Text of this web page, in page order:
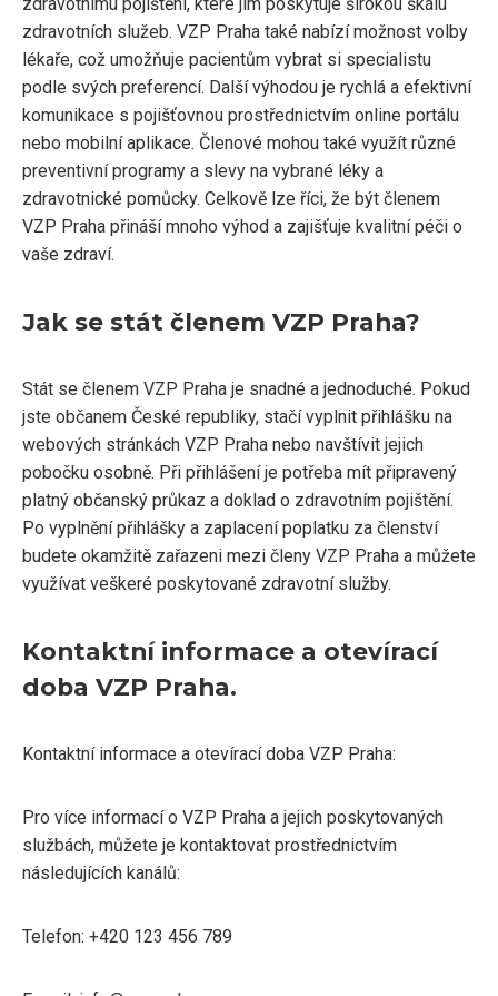
zdravotních služeb. VZP Praha také nabízí možnost volby
lékaře, což umožňuje pacientům vybrat si specialistu
podle svých preferencí. Další výhodou je rychlá a efektivní
komunikace s pojišťovnou prostřednictvím online portálu
nebo mobilní aplikace. Členové mohou také využít různé
preventivní programy a slevy na vybrané léky a
zdravotnické pomůcky. Celkově lze říci, že být členem
VZP Praha přináší mnoho výhod a zajišťuje kvalitní péči o
vaše zdraví.
Jak se stát členem VZP Praha?
Stát se členem VZP Praha je snadné a jednoduché. Pokud
jste občanem České republiky, stačí vyplnit přihlášku na
webových stránkách VZP Praha nebo navštívit jejich
pobočku osobně. Při přihlášení je potřeba mít připravený
platný občanský průkaz a doklad o zdravotním pojištění.
Po vyplnění přihlášky a zaplacení poplatku za členství
budete okamžitě zařazeni mezi členy VZP Praha a můžete
využívat veškeré poskytované zdravotní služby.
Kontaktní informace a otevírací
doba VZP Praha.
Kontaktní informace a otevírací doba VZP Praha:
Pro více informací o VZP Praha a jejich poskytovaných
službách, můžete je kontaktovat prostřednictvím
následujících kanálů:
Telefon: +420 123 456 789